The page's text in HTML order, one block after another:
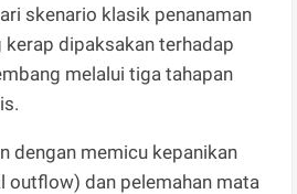
skenario klasik penanaman
kerap dipaksakan terhadap
melalui tiga tahapan
dengan memicu kepanikan
outflow) dan pelemahan mata